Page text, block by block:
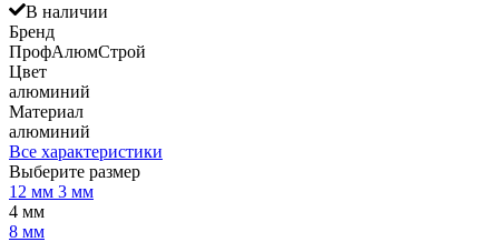
В наличии
Бренд
ПрофАлюмСтрой
Цвет
алюминий
Материал
алюминий
Все характеристики
Выберите размер
12 мм 3 мм
4 мм
8 мм